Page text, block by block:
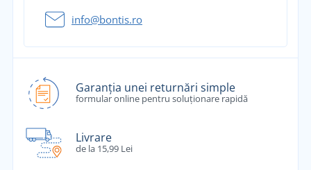
info@bontis.ro
Garanția unei returnări simple
formular online pentru soluționare rapidă
Livrare
de la 15,99 Lei